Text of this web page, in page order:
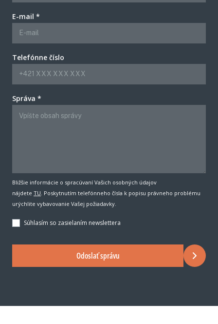
E-mail *
Telefónne číslo
Správa *
Bližšie informácie o spracúvaní Vašich osobných údajov
nájdete TU . Poskytnutím telefónneho čísla k popisu právneho problému
urýchlite vybavovanie Vašej požiadavky.
Súhlasím so zasielaním newslettera
Odoslať správu